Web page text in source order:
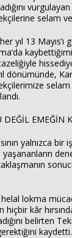
selam ve
yıl 13 Mayıs’ı
dönümünde,
selam
EMEĞİN
yalnızca bir
lokma
kâr
belirten
kaydetti.